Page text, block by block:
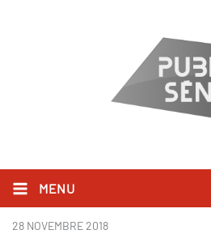
MENU
Les temps forts –
28 NOVEMBRE 2018